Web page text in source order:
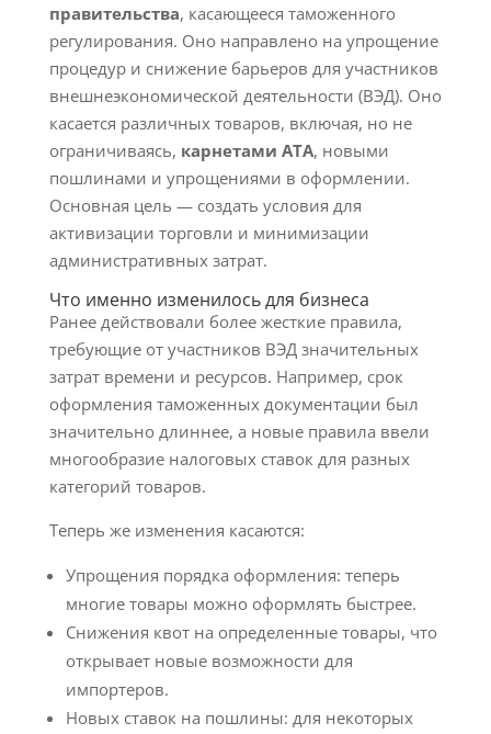
правительства, касающееся таможенного
регулирования. Оно направлено на упрощение
процедур и снижение барьеров для участников
внешнеэкономической деятельности (ВЭД). Оно
касается различных товаров, включая, но не
ограничиваясь, карнетами АТА, новыми
пошлинами и упрощениями в оформлении.
Основная цель — создать условия для
активизации торговли и минимизации
административных затрат.
Что именно изменилось для бизнеса
Ранее действовали более жесткие правила,
требующие от участников ВЭД значительных
затрат времени и ресурсов. Например, срок
оформления таможенных документации был
значительно длиннее, а новые правила ввели
многообразие налоговых ставок для разных
категорий товаров.
Теперь же изменения касаются:
Упрощения порядка оформления: теперь
многие товары можно оформлять быстрее.
Снижения квот на определенные товары, что
открывает новые возможности для
импортеров.
Новых ставок на пошлины: для некоторых